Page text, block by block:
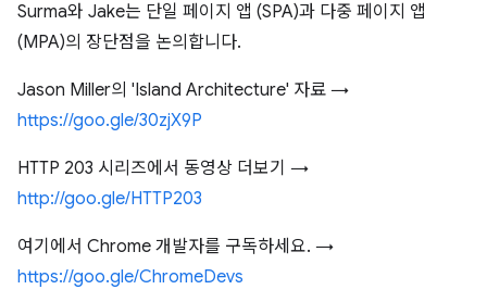
Surma와 Jake는 단일 페이지 앱 (SPA)과 다중 페이지 앱
(MPA)의 장단점을 논의합니다.
Jason Miller의 'Island Architecture' 자료 →
https://goo.gle/30zjX9P
HTTP 203 시리즈에서 동영상 더보기 →
http://goo.gle/HTTP203
여기에서 Chrome 개발자를 구독하세요. →
https://goo.gle/ChromeDevs